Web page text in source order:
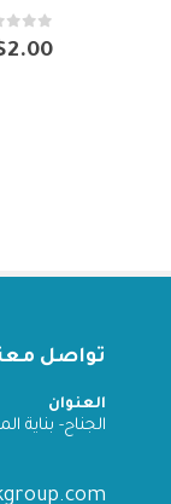
0
out of 5
2.00
تواصل
العنوان
الجناح- بناية